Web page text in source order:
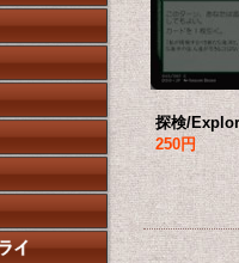
250円